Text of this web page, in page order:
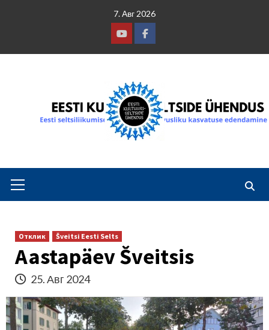
7. Авг 2026
YoutubeFacebook
Menu
Отклик Šveitsi Eesti Selts
Aastapäev Šveitsis
25. Авг 2024